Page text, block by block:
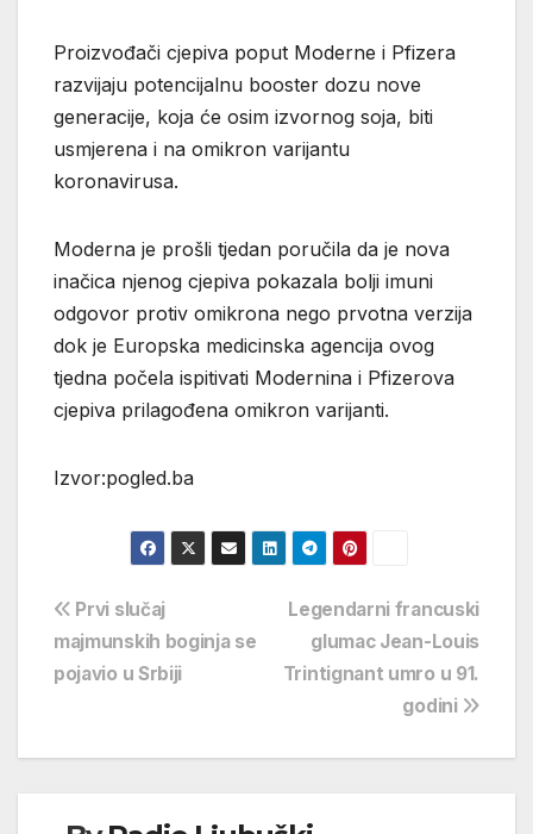
Proizvođači cjepiva poput Moderne i Pfizera
razvijaju potencijalnu booster dozu nove
generacije, koja će osim izvornog soja, biti
usmjerena i na omikron varijantu
koronavirusa.
Moderna je prošli tjedan poručila da je nova
inačica njenog cjepiva pokazala bolji imuni
odgovor protiv omikrona nego prvotna verzija
dok je Europska medicinska agencija ovog
tjedna počela ispitivati Modernina i Pfizerova
cjepiva prilagođena omikron varijanti.
Izvor:pogled.ba
Navigacija
objava
Legendarni francuski
glumac Jean-Louis
Trintignant umro u 91.
godini
Prvi slučaj
majmunskih boginja se
pojavio u Srbiji